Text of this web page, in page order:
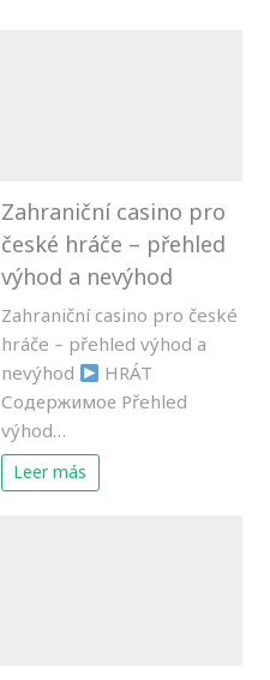
Zahraniční casino pro
české hráče – přehled
výhod a nevýhod
Zahraniční casino pro české
hráče – přehled výhod a
nevýhod
HRÁT
Содержимое Přehled
výhod…
Leer más